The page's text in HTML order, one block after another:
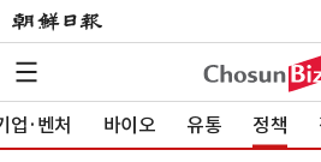
업·벤처 바이오 유통 정책